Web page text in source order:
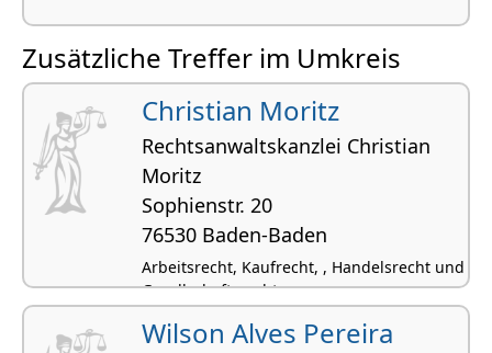
Zusätzliche Treffer im Umkreis
Christian Moritz
Rechtsanwaltskanzlei Christian
Moritz
Sophienstr. 20
76530 Baden-Baden
Arbeitsrecht, Kaufrecht, , Handelsrecht und
Gesellschaftsrecht,
Wilson Alves Pereira